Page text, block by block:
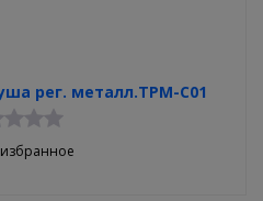
рег. металл.TPM-C01